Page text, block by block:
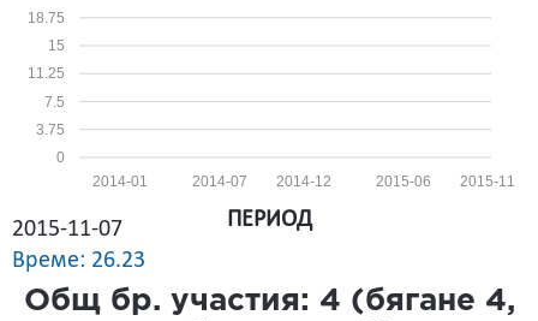
0
3.75
7.5
11.25
15
18.75
2015-11
2015-06
2014-12
2014-07
2014-01
2015-11-07
Време: 26.23
ПЕРИОД
Общ бр. участия: 4 (бягане 4,